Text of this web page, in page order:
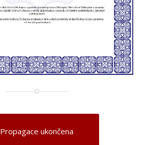
Propagace ukončena